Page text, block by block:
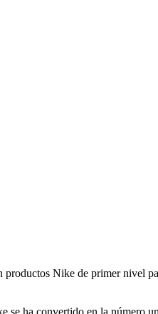
Nike de primer nivel